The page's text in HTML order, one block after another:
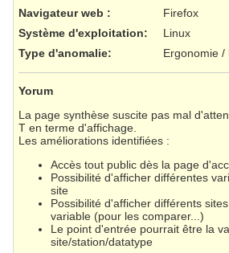
Navigateur web :
Firefox
Système d'exploitation:
Linux
Type d'anomalie: Ergonomie /
Yorum
La page synthèse suscite pas mal
T en terme d'affichage.
Les améliorations identifiées :
Accès tout public dès la page
Possibilité d'afficher différentes
site
Possibilité d'afficher différents
variable (pour les comparer...)
Le point d'entrée pourrait être la
site/station/datatype